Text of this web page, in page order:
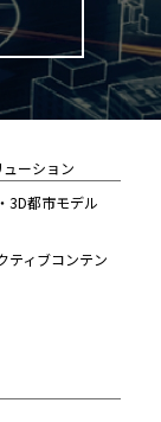
ューション
3D都市モデル
ティブコンテン